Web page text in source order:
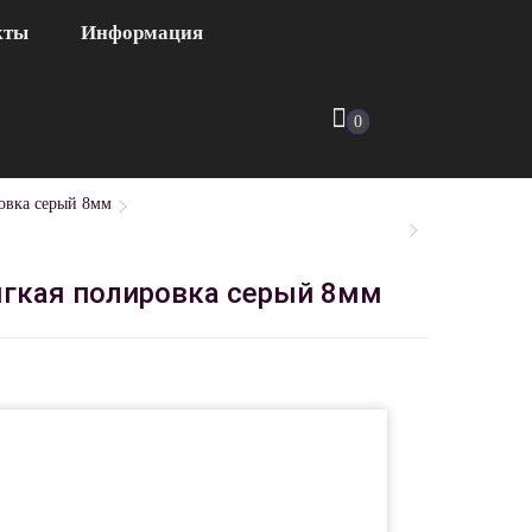
Информация
0
серый 8мм
полировка серый 8мм